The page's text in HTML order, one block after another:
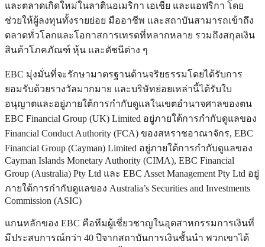
และตลาดเกิดใหม่ในลาตินอเมริกา เอเชีย และแอฟริกา โดย
ช่วยให้ผู้ลงทุนทั้งรายย่อย มืออาชีพ และสถาบันสามารถเข้าถึง
ตลาดทั่วโลกและโอกาสการเทรดที่หลากหลาย รวมถึงสกุลเงิน
สินค้าโภคภัณฑ์ หุ้น และดัชนีต่าง ๆ
EBC มุ่งมั่นที่จะรักษามาตรฐานด้านจริยธรรมโดยได้รับการ
ยอมรับด้วยรางวัลมากมาย และบริษัทย่อยเหล่านี้ได้รับใบ
อนุญาตและอยู่ภายใต้การกำกับดูแลในเขตอำนาจศาลของตน
EBC Financial Group (UK) Limited อยู่ภายใต้การกำกับดูแลของ
Financial Conduct Authority (FCA) ของสหราชอาณาจักร, EBC
Financial Group (Cayman) Limited อยู่ภายใต้การกำกับดูแลของ
Cayman Islands Monetary Authority (CIMA), EBC Financial
Group (Australia) Pty Ltd และ EBC Asset Management Pty Ltd อยู่
ภายใต้การกำกับดูแลของ Australia’s Securities and Investments
Commission (ASIC)
แกนหลักของ EBC คือทีมผู้เชี่ยวชาญในอุตสาหกรรมการเงินที่
มีประสบการณ์กว่า 40 ปีจากสถาบันการเงินชั้นนำ พวกเขาได้